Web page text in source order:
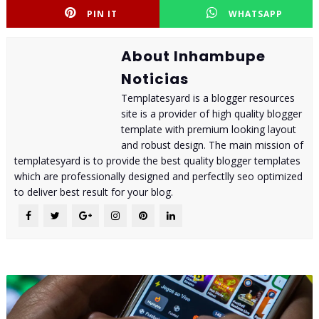
PIN IT WHATSAPP
About Inhambupe
Noticias
Templatesyard is a blogger resources
site is a provider of high quality blogger
template with premium looking layout
and robust design. The main mission of
templatesyard is to provide the best quality blogger templates
which are professionally designed and perfectlly seo optimized
to deliver best result for your blog.